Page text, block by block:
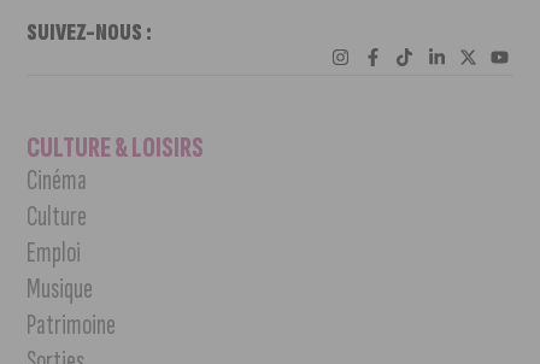
SUIVEZ-NOUS :
CULTURE & LOISIRS
Cinéma
Culture
Emploi
Musique
Patrimoine